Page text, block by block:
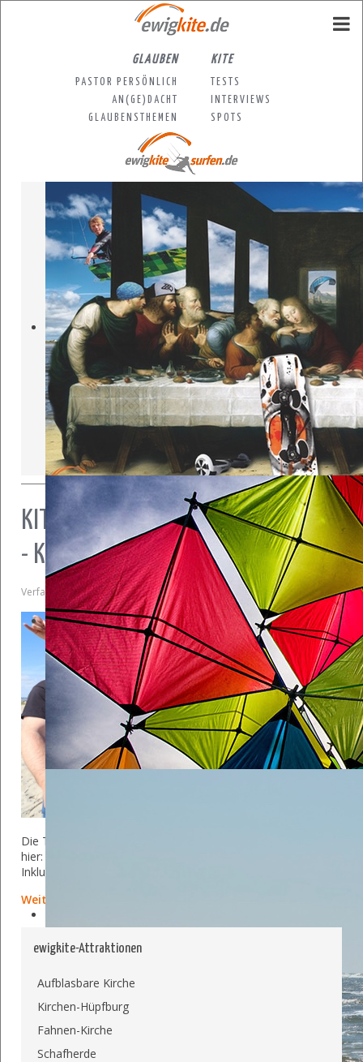
GLAUBEN
PASTOR PERSÖNLICH
AN(GE)DACHT
GLAUBENSTHEMEN
KITE
TESTS
INTERVIEWS
SPOTS
KITECAMPS und mehr von Ewigkite
- Kitesurfen
Verfasst am25. Juli 2019. Veröffentlicht inKitesurfen
Die Termine für Kitekamps
hier:
Inklusive Anmeldeformular!
Weiterlesen
ewigkite-Attraktionen
Aufblasbare Kirche
Kirchen-Hüpfburg
Fahnen-Kirche
Schafherde